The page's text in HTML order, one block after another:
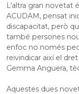
L’altra gran novetat
ACUDAM, pensat
discapacitat, però
també persones
enfoc no només
reivindicar així el
Gemma Anguera,
Aquestes dues